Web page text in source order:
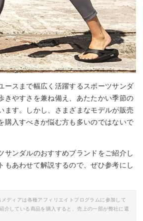
By:amazon.co.jp
ースまで幅広く活躍するスポーツサンダ
きやすさを兼ね備え、あたたかい季節の
ます。しかし、さまざまなモデルが販売
購入すべきか悩む方も多いのではないで
サンダルのおすすめブランドをご紹介し
もあわせて解説するので、ぜひ参考にし
ディアは各種アフィリエイトプログラムに参加して
介している商品を購入すると、売上の一部が弊社に還